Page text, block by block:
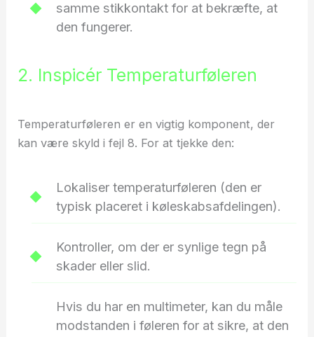
samme stikkontakt for at bekræfte, at
den fungerer.
2. Inspicér Temperaturføleren
Temperaturføleren er en vigtig komponent, der
kan være skyld i fejl 8. For at tjekke den:
Lokaliser temperaturføleren (den er
typisk placeret i køleskabsafdelingen).
Kontroller, om der er synlige tegn på
skader eller slid.
Hvis du har en multimeter, kan du måle
modstanden i føleren for at sikre, at den